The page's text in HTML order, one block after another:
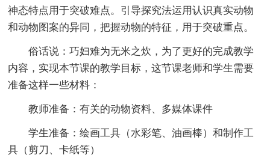
神态特点用于突破难点。引导探究法运用认识真实动物
和动物图案的异同，把握动物的特征，用于突破重点。
俗话说：巧妇难为无米之炊，为了更好的完成教学
内容，实现本节课的教学目标，这节课老师和学生需要
准备这样一些材料：
教师准备：有关的动物资料、多媒体课件
学生准备：绘画工具（水彩笔、油画棒）和制作工
具（剪刀、卡纸等）